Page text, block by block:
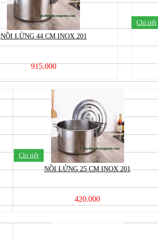
NỒI LỬNG 44 CM INOX 201
915.000
Chi tiết
Chi tiết
NỒI LỬNG 25 CM INOX 201
420.000